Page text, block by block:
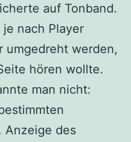
auf Tonband.
nach Player
umgedreht werden,
hören wollte.
man nicht:
Anzeige des